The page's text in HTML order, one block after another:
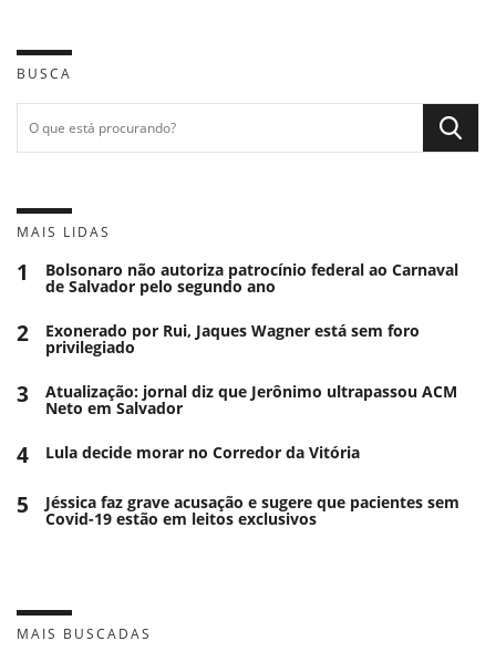
BUSCA
MAIS LIDAS
1 Bolsonaro não autoriza patrocínio federal ao Carnaval
de Salvador pelo segundo ano
2 Exonerado por Rui, Jaques Wagner está sem foro
privilegiado
3 Atualização: jornal diz que Jerônimo ultrapassou ACM
Neto em Salvador
4 Lula decide morar no Corredor da Vitória
5 Jéssica faz grave acusação e sugere que pacientes sem
Covid-19 estão em leitos exclusivos
MAIS BUSCADAS